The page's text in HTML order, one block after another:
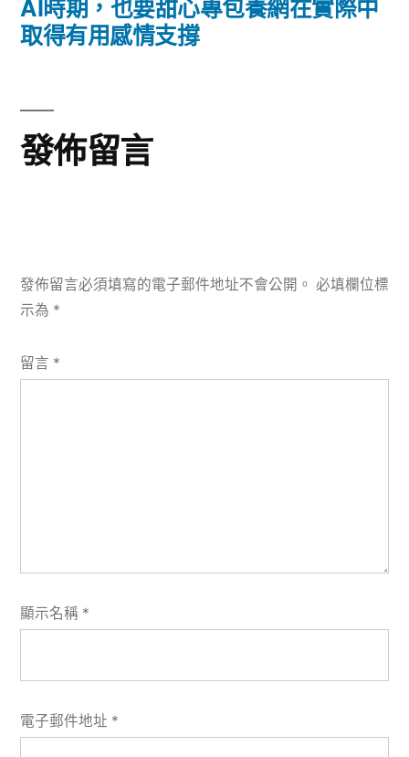
覽
一
篇
AI時期，也要甜心專包養網在實際中
取得有用感情支撐
發佈留言
發佈留言必須填寫的電子郵件地址不會公開。 必填欄位標
示為 *
留言 *
顯示名稱 *
電子郵件地址 *